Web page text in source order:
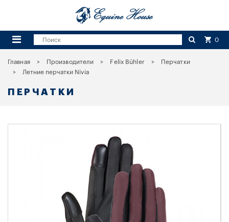
0
Главная Производители Felix Bühler
Перчатки
Летние перчатки Nivia
ПЕРЧАТКИ